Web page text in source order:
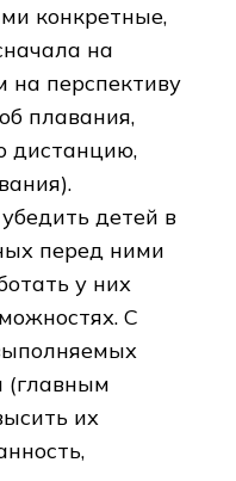
конкретные,
на
перспективу
плавания,
дистанцию,
детей в
перед ними
у них
С
(главным
их